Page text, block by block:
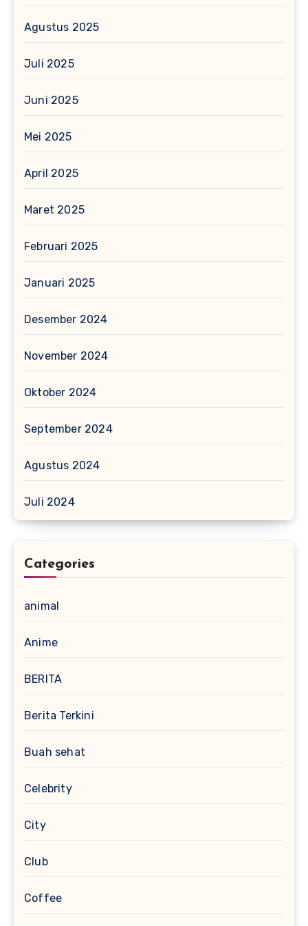
Agustus 2025
Juli 2025
Juni 2025
Mei 2025
April 2025
Maret 2025
Februari 2025
Januari 2025
Desember 2024
November 2024
Oktober 2024
September 2024
Agustus 2024
Juli 2024
Categories
animal
Anime
BERITA
Berita Terkini
Buah sehat
Celebrity
City
Club
Coffee